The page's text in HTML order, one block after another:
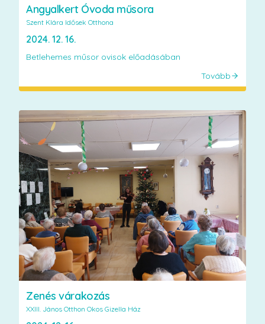
Angyalkert Óvoda műsora
Szent Klára Idősek Otthona
2024. 12. 16.
Betlehemes műsor ovisok előadásában
Tovább
Zenés várakozás
XXIII. János Otthon Okos Gizella Ház